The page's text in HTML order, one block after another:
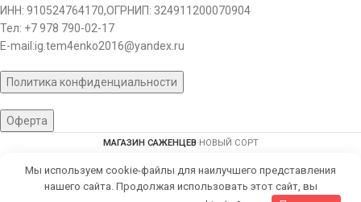
ИНН: 910524764170,ОГРНИП: 324911200070904
Тел: +7 978 790-02-17
E-mail:ig.tem4enko2016@yandex.ru
Политика конфиденциальности
Оферта
МАГАЗИН САЖЕНЦЕВ НОВЫЙ СОРТ
ARK WEB| Создание интернет магазина
0
Мы используем cookie-файлы для наилучшего представления
нашего сайта. Продолжая использовать этот сайт, вы